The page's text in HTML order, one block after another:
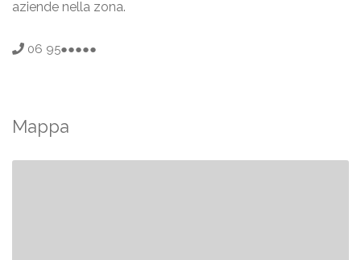
aziende nella zona.
06 95●●●●●
Mappa